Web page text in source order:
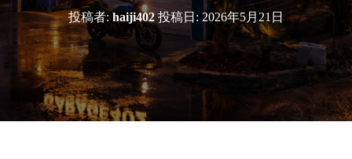
え
投稿者: haiji402投稿日: 2026年5月21日